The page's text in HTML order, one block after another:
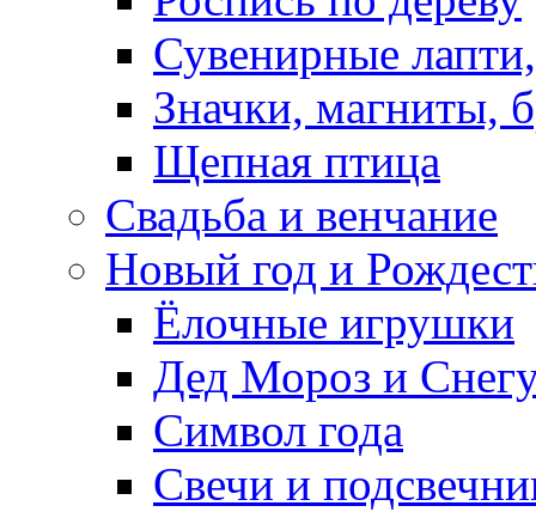
Сувенирные
Значки, магниты,
Щепная птица
Свадьба и венчание
Новый год и
Ёлочные игрушки
Дед Мороз и
Символ года
Свечи и